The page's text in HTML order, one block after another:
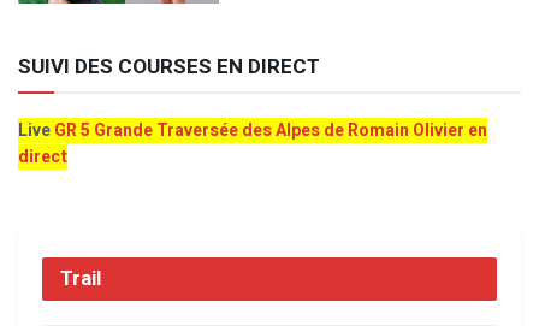
SUIVI DES COURSES EN DIRECT
LiveGR 5 Grande Traversée des Alpes de Romain Olivier en
direct
Trail